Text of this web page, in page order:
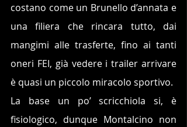
costano come un Brunello d’annata e
una filiera che rincara tutto, dai
mangimi alle trasferte, fino ai tanti
oneri FEI, già vedere i trailer arrivare
è quasi un piccolo miracolo sportivo.
La base un po’ scricchiola si, è
fisiologico, dunque Montalcino non